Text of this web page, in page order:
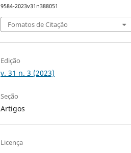
9584-2023v31n388051
Fomatos de Citação
Edição
v. 31 n. 3 (2023)
Seção
Artigos
Licença